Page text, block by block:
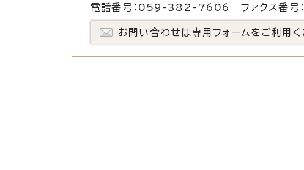
電話番号：059-382-7606 ファクス番
お問い合わせは専用フォームをご利用く